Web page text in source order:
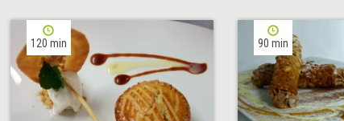
120 min 90 min